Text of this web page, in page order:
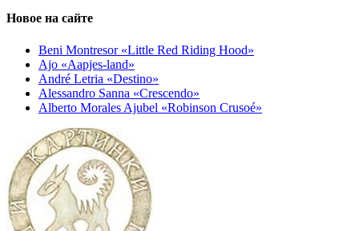
Новое на сайте
Beni Montresor «Little Red Riding Hood»
Ajo «Aapjes-land»
André Letria «Destino»
Alessandro Sanna «Crescendo»
Alberto Morales Ajubel «Robinson Crusoé»